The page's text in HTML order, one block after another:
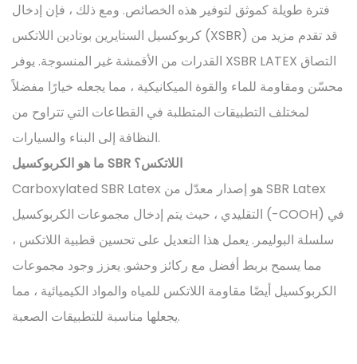
فترة طويلة كموثق لتوفير هذه الخصائص. ومع ذلك ، فإن إدخال
(XSBR) قد تقدم مزيد من
القدرات من الأقمشة غير المنسوجة. يوفر XSBR LATEX التصاق
محسّن ومقاومة للماء والقوة الميكانيكية ، مما يجعله خيارًا مفضلاً
لمختلف التطبيقات المتطلبة في القطاعات التي تتراوح من
النظافة إلى البناء والسيارات.
ما هو الكربوكسيل SBR اللاتكس؟
Carboxylated SBR Latex هو إصدار معدّل من SBR Latex
التقليدي ، حيث يتم إدخال مجموعات الكربوكسيل (-COOH) في
سلسلة البوليمر. يعمل هذا التعديل على تحسين قطبية اللاتكس ،
مما يسمح بربط أفضل مع ركائز وحشو. يعزز وجود مجموعات
الكربوكسيل أيضًا مقاومة اللاتكس للمياه والمواد الكيميائية ، مما
يجعلها مناسبة للتطبيقات الصعبة.